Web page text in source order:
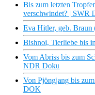
Bis zum letzten
verschwindet? | SWR
Eva Hitler, geb. Braun
Bishnoi, Tierliebe bis
Vom Abriss bis zum
NDR Doku
Von Pjöngjang bis
DOK